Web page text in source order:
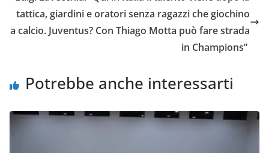
k p k
d
i
tattica, giardini e oratori senza ragazzi che giochino
a calcio. Juventus? Con Thiago Motta può fare strada
in Champions”
Potrebbe anche interessarti